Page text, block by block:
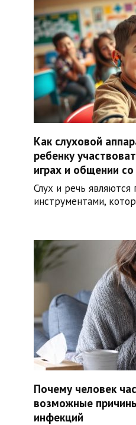
Как слуховой
ребенку
играх и общении
Слух и речь являются
инструментами,
Почему человек
возможные
инфекций